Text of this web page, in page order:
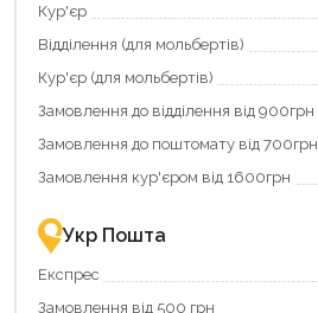
«Національний
кешбек»
та
отримуйте
повернення
Економте
більше
-
із
державною
Кур'єр
Відділення (для мольбертів)
Кур'єр (для мольбертів)
Замовлення до відділення від 900грн
Замовлення до поштомату від 700грн
Замовлення кур'єром від 1600грн
Укр Пошта
Експрес
Замовлення від 500 грн